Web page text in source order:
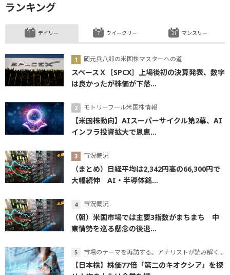
ランキング
デイリー
岡元兵八郎の米国株マスターへの道
スペースＸ［SPCX］上場後初の決算発表、数字
は良かったが株価が下落...
モトリーフール米国株情報
【米国株動向】AIスーパーサイクル第2幕、AI
インフラ投資拡大で恩恵...
市況概況
（まとめ）日経平均は2,342円高の66,300円で
大幅続伸 AI・半導体銘...
市況概況
（朝）米国市場では主要3指数がまちまち 中
東情勢を巡る懸念の後退...
市場のテーマを再訪する。アナリストが読み解くテーマの本質
【日本株】株価77倍「第二のキオクシア」を探
ウイークリー マンスリー